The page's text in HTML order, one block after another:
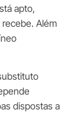
apto,
Além
dispostas a